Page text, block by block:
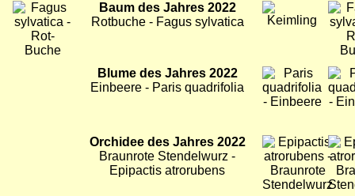
Bild
Baum des Jahres 2022
Rotbuche - Fagus sylvatica
Bild Bild
Blume des Jahres 2022
Einbeere - Paris quadrifolia
Bild Bild
Orchidee des Jahres 2022
Braunrote Stendelwurz -
Epipactis atrorubens
Bild Bild